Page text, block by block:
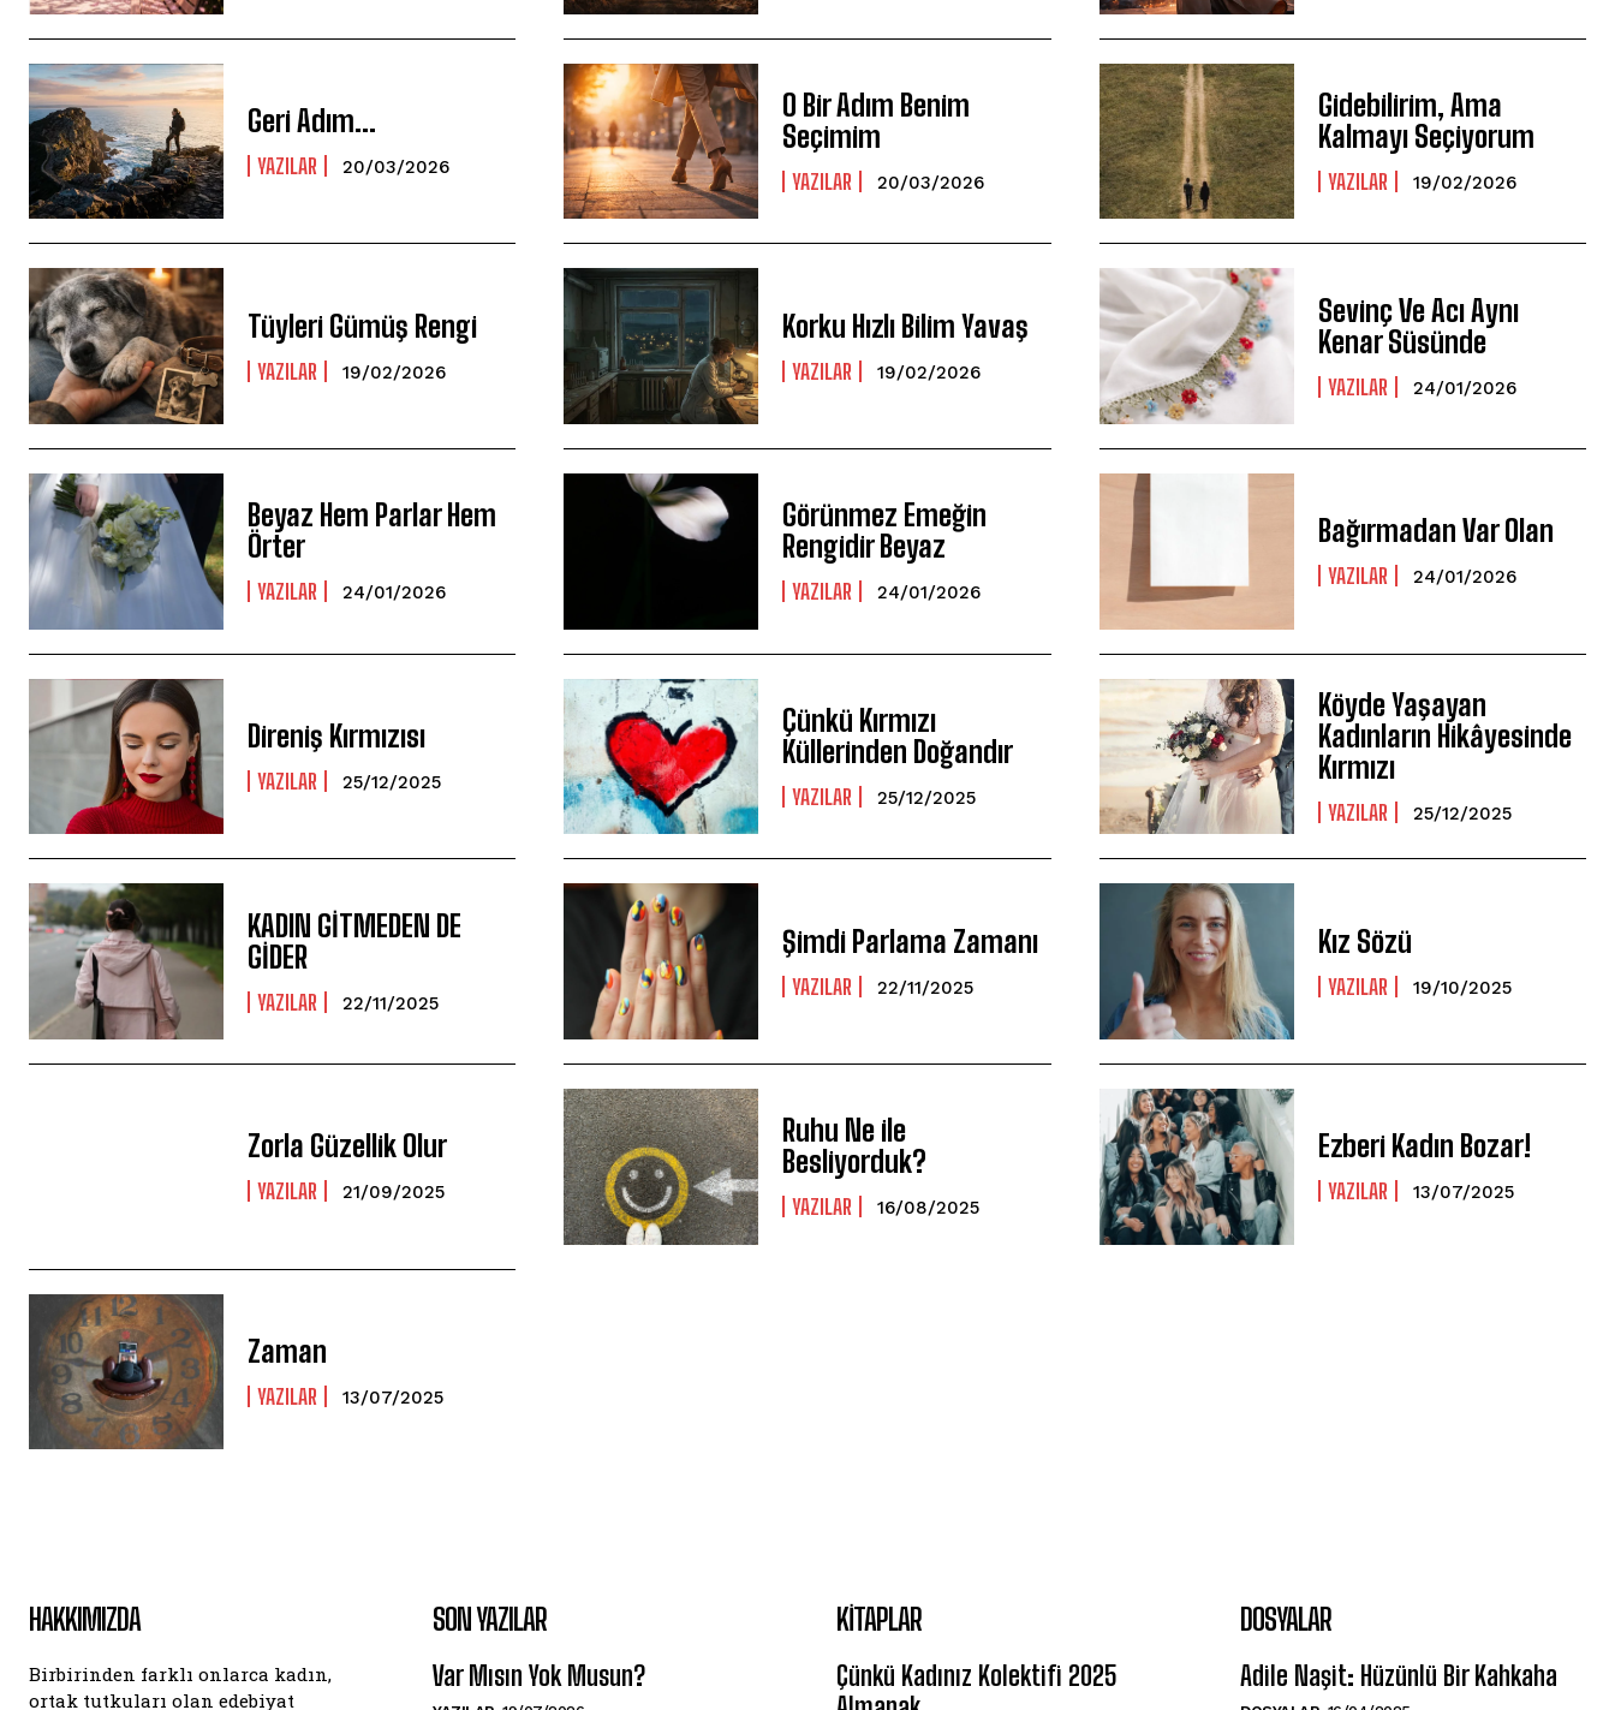
Geri Adım…
YAZILAR 20/03/2026
O Bir Adım Benim
Seçimim
YAZILAR 20/03/2026
Gidebilirim, Ama
Kalmayı Seçiyorum
YAZILAR 19/02/2026
Tüyleri Gümüş Rengi
YAZILAR 19/02/2026
Korku Hızlı Bilim Yavaş
YAZILAR 19/02/2026
Sevinç Ve Acı Aynı
Kenar Süsünde
YAZILAR 24/01/2026
Beyaz Hem Parlar Hem
Örter
YAZILAR 24/01/2026
Görünmez Emeğin
Rengidir Beyaz
YAZILAR 24/01/2026
Bağırmadan Var Olan
YAZILAR 24/01/2026
Direniş Kırmızısı
YAZILAR 25/12/2025
Çünkü Kırmızı
Küllerinden Doğandır
YAZILAR 25/12/2025
Köyde Yaşayan
Kadınların Hikâyesinde
Kırmızı
YAZILAR 25/12/2025
KADIN GİTMEDEN DE
GİDER
YAZILAR 22/11/2025
Şimdi Parlama Zamanı
YAZILAR 22/11/2025
Kız Sözü
YAZILAR 19/10/2025
Zorla Güzellik Olur
YAZILAR 21/09/2025
Ruhu Ne ile
Besliyorduk?
YAZILAR 16/08/2025
Ezberi Kadın Bozar!
YAZILAR 13/07/2025
Zaman
YAZILAR 13/07/2025
HAKKIMIZDA
Birbirinden farklı onlarca kadın,
ortak tutkuları olan edebiyat
SON YAZILAR
Var Mısın Yok Musun?
KITAPLAR
Çünkü Kadınız Kolektifi 2025
DOSYALAR
Adile Naşit: Hüzünlü Bir Kahkaha